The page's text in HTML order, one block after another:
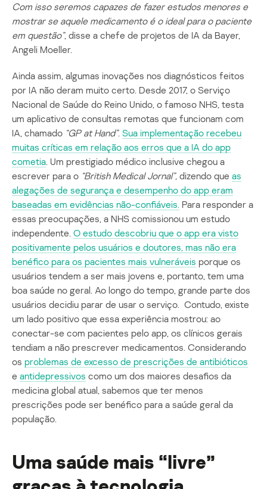
Com isso seremos capazes de fazer estudos menores e
mostrar se aquele medicamento é o ideal para o paciente
em questão”, disse a chefe de projetos de IA da Bayer,
Angeli Moeller.
Ainda assim, algumas inovações nos diagnósticos feitos
por IA não deram muito certo. Desde 2017, o Serviço
Nacional de Saúde do Reino Unido, o famoso NHS, testa
um aplicativo de consultas remotas que funcionam com
IA, chamado “GP at Hand”. Sua implementação recebeu
muitas críticas em relação aos erros que a IA do app
cometia. Um prestigiado médico inclusive chegou a
escrever para o “British Medical Jornal”, dizendo que as
alegações de segurança e desempenho do app eram
baseadas em evidências não-confiáveis. Para responder a
essas preocupações, a NHS comissionou um estudo
independente. O estudo descobriu que o app era visto
positivamente pelos usuários e doutores, mas não era
benéfico para os pacientes mais vulneráveis porque os
usuários tendem a ser mais jovens e, portanto, tem uma
boa saúde no geral. Ao longo do tempo, grande parte dos
usuários decidiu parar de usar o serviço. Contudo, existe
um lado positivo que essa experiência mostrou: ao
conectar-se com pacientes pelo app, os clínicos gerais
tendiam a não prescrever medicamentos. Considerando
os problemas de excesso de prescrições de antibióticos
e antidepressivos como um dos maiores desafios da
medicina global atual, sabemos que ter menos
prescrições pode ser benéfico para a saúde geral da
população.
Uma saúde mais “livre”